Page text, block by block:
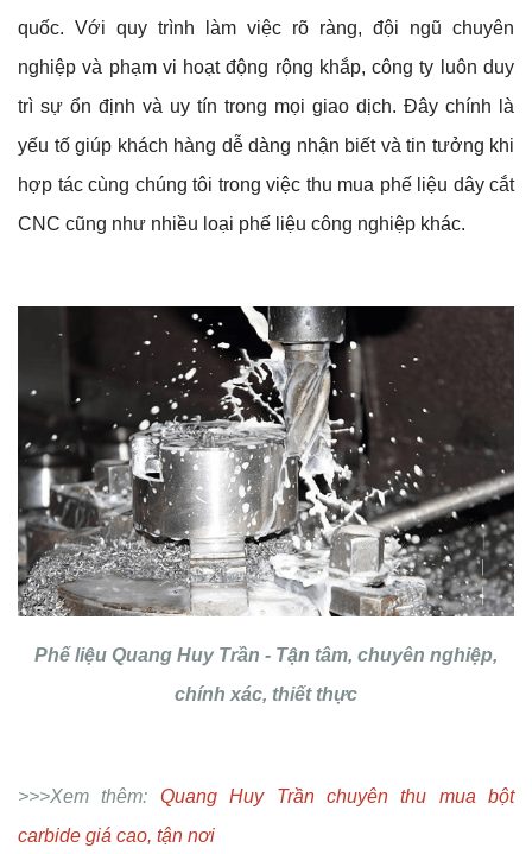
quốc. Với quy trình làm việc rõ ràng, đội ngũ chuyên
nghiệp và phạm vi hoạt động rộng khắp, công ty luôn duy
trì sự ổn định và uy tín trong mọi giao dịch. Đây chính là
yếu tố giúp khách hàng dễ dàng nhận biết và tin tưởng khi
hợp tác cùng chúng tôi trong việc thu mua phế liệu dây cắt
CNC cũng như nhiều loại phế liệu công nghiệp khác.
Phế liệu Quang Huy Trần - Tận tâm, chuyên nghiệp,
chính xác, thiết thực
>>>Xem thêm:
Quang Huy Trần chuyên thu mua bột
carbide giá cao, tận nơi